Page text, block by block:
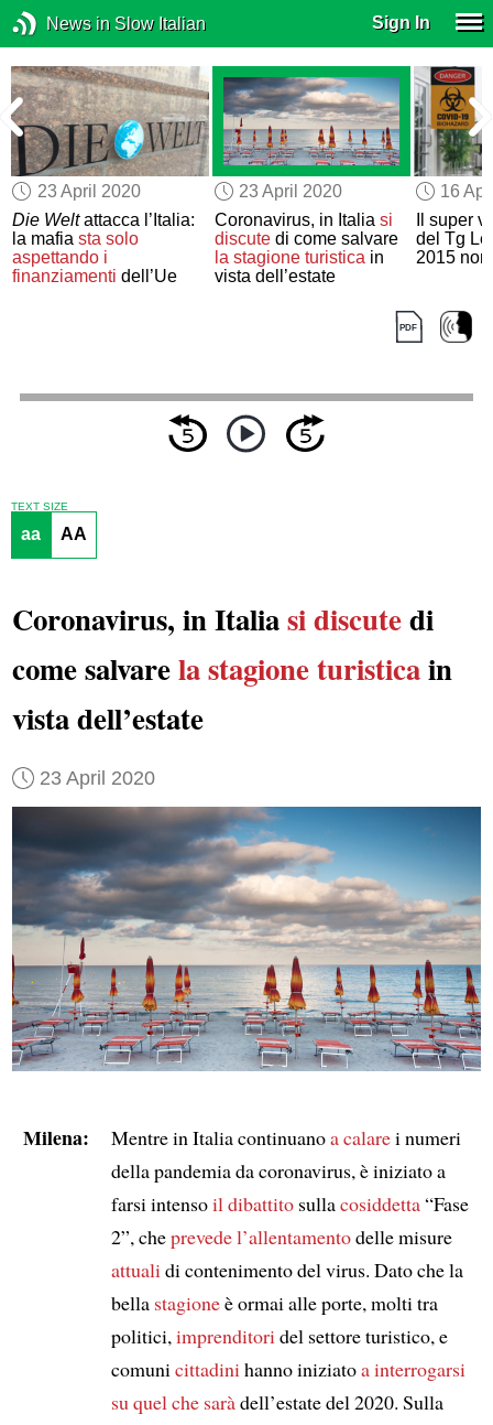
News in Slow Italian Sign In
23 April 2020
Die Weltattacca l’Italia:
la mafiasta solo
aspettando i
finanziamenti dell’Ue
23 April 2020
Coronavirus, in Italia si
discutedi come salvare
la stagione turisticain
vista dell’estate
16
Il super
del Tg
2015
TEXT SIZE
aa AA
Coronavirus, in Italiasi discutedi
come salvarela stagione turisticain
vista dell’estate
23 April 2020
Milena: Mentre in Italia continuanoa calarei numeri
della pandemia da coronavirus, è iniziato a
farsi intensoil dibattitosullacosiddetta“Fase
2”, cheprevedel’allentamentodelle misure
attuali di contenimento del virus. Dato che la
bella stagioneè ormai alle porte, molti tra
politici, imprenditori del settore turistico, e
comuni cittadini hanno iniziatoa interrogarsi
su quel che saràdell’estate del 2020. Sulla